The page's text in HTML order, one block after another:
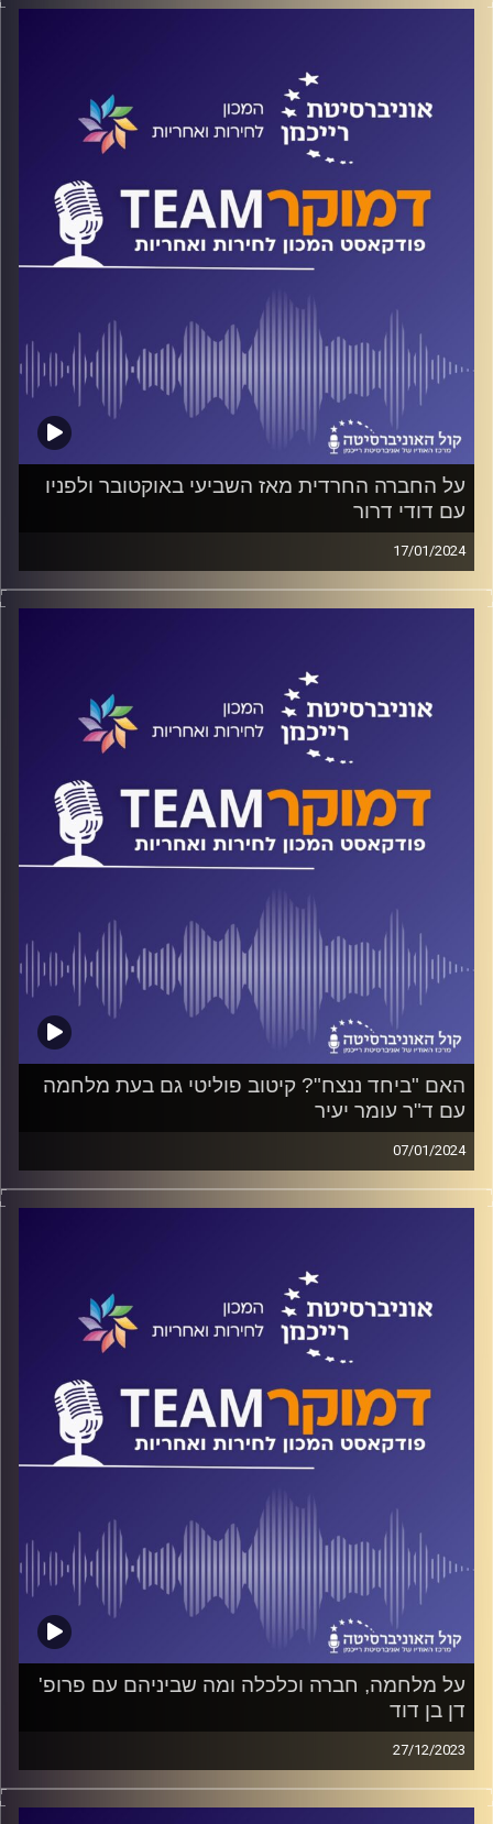
הצלחות ועל אתגרים, ומה מצופה מאיתנו האזרחים? על אלה
ועוד משוחח ד"ר חיים וייצמן עם עו"ד לינור דויטש, מנכ"לית
קרדיט תמונות:המכון לחירות ואחריות
על החברה החרדית מאז השביעי באוקטובר ולפניו
עם דודי דרור
17/01/2024
פודקאסט המכון לחירות ואחריות באוניברסיטת רייכמן
בחברה החרדית משוחח ד"ר חיים וייצמן עם דודי דרור, סוקר
החברה החרדית ומנכ"ל אסקריא
המכון לחירות ואחריות
האם "ביחד ננצח"? קיטוב פוליטי גם בעת מלחמה
עם ד"ר עומר יעיר
07/01/2024
פודקאסט המכון לחירות ואחריות באוניברסיטת רייכמן
ה-7 באוקטובר ומה מצבנו היום, ואיך כל זה משפיע על
הדמוקרטיה הישראלית?
המכון לחירות ואחריות
על מלחמה, חברה וכלכלה ומה שביניהם עם פרופ'
דן בן דוד
27/12/2023
פודקאסט המכון לחירות ואחריות באוניברסיטת רייכמן
ד"ר חיים וייצמן משוחח עם פרופ' דן בן דוד על השפעת